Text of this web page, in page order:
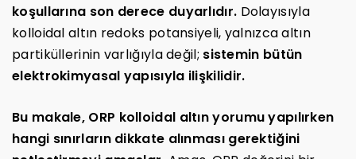
koşullarına son derece duyarlıdır. Dolayısıyla
kolloidal altın redoks potansiyeli, yalnızca altın
partiküllerinin varlığıyla değil; sistemin bütün
elektrokimyasal yapısıyla ilişkilidir.
Bu makale, ORP kolloidal altın yorumu yapılırken
hangi sınırların dikkate alınması gerektiğini